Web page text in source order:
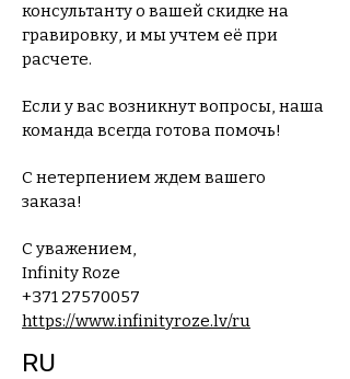
консультанту о вашей скидке на
гравировку, и мы учтем её при
расчете.
Если у вас возникнут вопросы, наша
команда всегда готова помочь!
С нетерпением ждем вашего
заказа!
С уважением,
Infinity Roze
+371 27570057
https://www.infinityroze.lv/ru
RU